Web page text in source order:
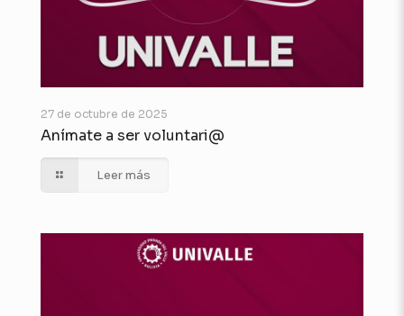
27 de octubre de 2025
Anímate a ser voluntari@
Leer más